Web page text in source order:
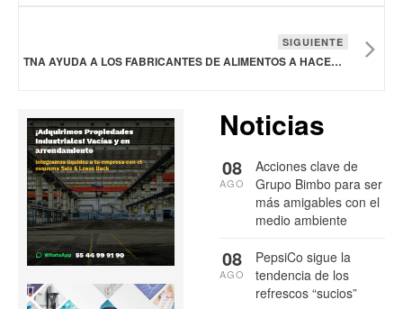
SIGUIENTE
TNA AYUDA A LOS FABRICANTES DE ALIMENTOS A HACER MÁS CON MENOS EN INTERPACK 2026
Noticias
Acciones clave de
Grupo Bimbo para ser
más amigables con el
medio ambiente
08
AGO
PepsiCo sigue la
tendencia de los
refrescos “sucios”
08
AGO